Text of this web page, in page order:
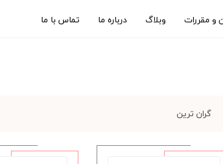
و مقررات وبلاگ درباره ما تماس با ما
گران ترین